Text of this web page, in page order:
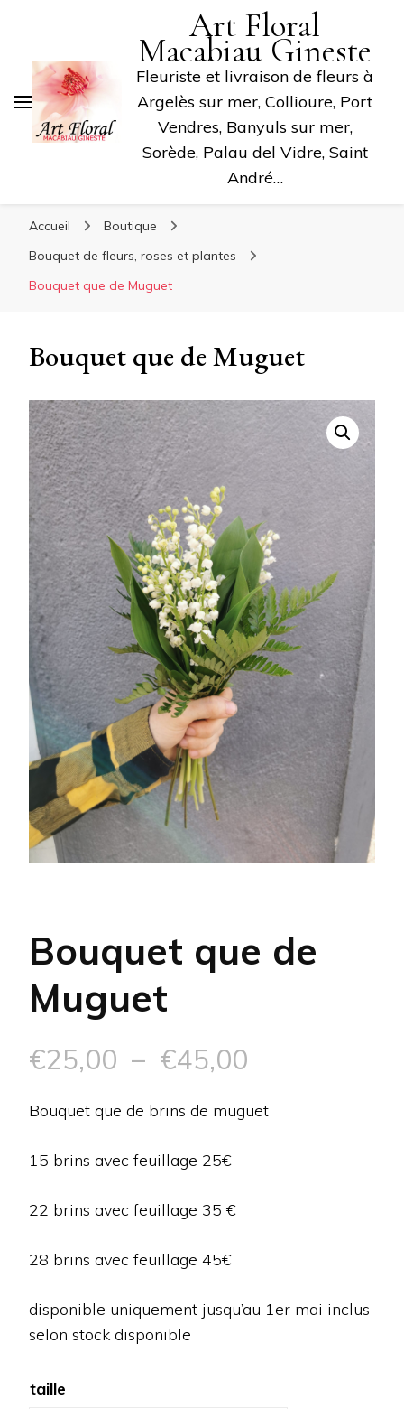
Art Floral
Macabiau Gineste
Fleuriste et livraison de fleurs à
Argelès sur mer, Collioure, Port
Vendres, Banyuls sur mer,
Sorède, Palau del Vidre, Saint
André…
Accueil
Boutique
Bouquet de fleurs, roses et plantes
Bouquet que de Muguet
Bouquet que de Muguet
Bouquet que de
Muguet
€25,00 – €45,00
de
Bouquet que de brins de muguet
15 brins avec feuillage 25€
22 brins avec feuillage 35 €
28 brins avec feuillage 45€
disponible uniquement jusqu’au 1er mai inclus
selon stock disponible
taille